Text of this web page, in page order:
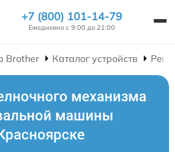
+7 (800) 101-14-79
Ежедневно с 9:00 до 21:00
Brother Каталог устройств
механизма
машины